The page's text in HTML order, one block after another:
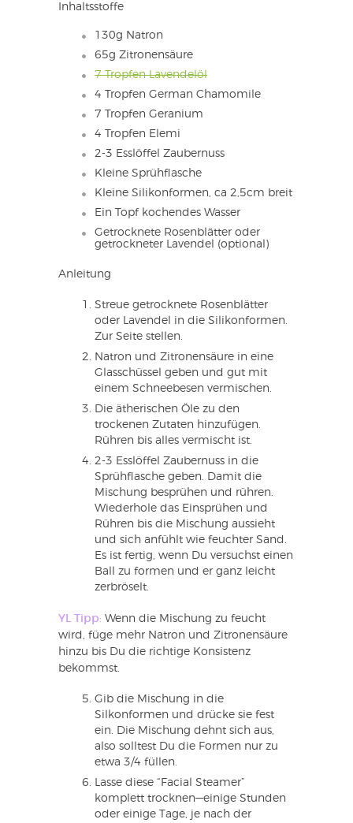
Inhaltsstoffe
130g Natron
65g Zitronensäure
7 Tropfen Lavendelöl
4 Tropfen German Chamomile
7 Tropfen Geranium
4 Tropfen Elemi
2-3 Esslöffel Zaubernuss
Kleine Sprühflasche
Kleine Silikonformen, ca 2,5cm breit
Ein Topf kochendes Wasser
Getrocknete Rosenblätter oder
getrockneter Lavendel (optional)
Anleitung
Streue getrocknete Rosenblätter
oder Lavendel in die Silikonformen.
Zur Seite stellen.
Natron und Zitronensäure in eine
Glasschüssel geben und gut mit
einem Schneebesen vermischen.
Die ätherischen Öle zu den
trockenen Zutaten hinzufügen.
Rühren bis alles vermischt ist.
2-3 Esslöffel Zaubernuss in die
Sprühflasche geben. Damit die
Mischung besprühen und rühren.
Wiederhole das Einsprühen und
Rühren bis die Mischung aussieht
und sich anfühlt wie feuchter Sand.
Es ist fertig, wenn Du versuchst einen
Ball zu formen und er ganz leicht
zerbröselt.
YL Tipp: Wenn die Mischung zu feucht
wird, füge mehr Natron und Zitronensäure
hinzu bis Du die richtige Konsistenz
bekommst.
Gib die Mischung in die
Silkonformen und drücke sie fest
ein. Die Mischung dehnt sich aus,
also solltest Du die Formen nur zu
etwa 3/4 füllen.
Lasse diese “Facial Steamer”
komplett trocknen—einige Stunden
oder einige Tage, je nach der